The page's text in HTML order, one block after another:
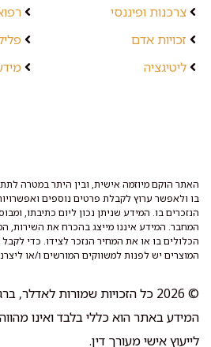
צרכנות ופיננסי
זכויות אדם
ליטיגציה
האתר הוקם מיוזמה אישית, ובין היתר במטרה
בו ולאפשר ערוץ לקבלת פרטים נוספים
הנזכרים בו. המידע שניתן נכון ליום כתיבתו,
המחבר. המידע איננו מייצג בהכרח את השירות,
הכלולים בו או את המחיר הנזכר לצידו. כדי
המוצרים יש לפנות למשווקים המורשים ו/או
© 2026 כל הזכויות שמורות לאדלר, ברגמן, גור ושות'
המידע באתר הוא כללי בלבד ואינו
לייעוץ אישי מעורך דין.